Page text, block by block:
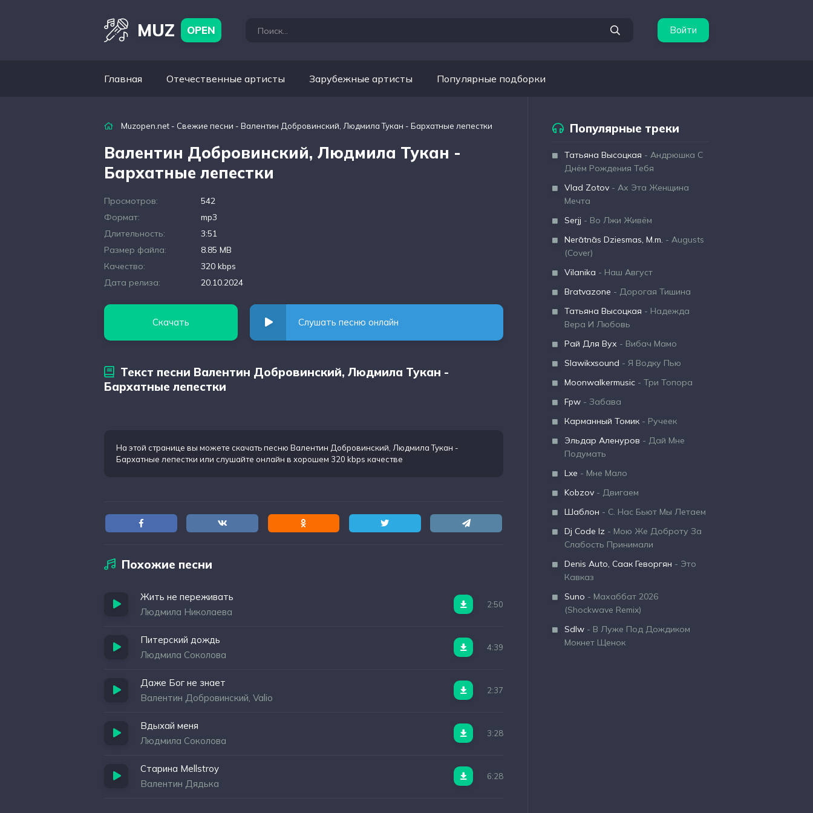
MUZ OPEN Войти
Главная Отечественные артисты Зарубежные артисты Популярные подборки
Muzopen.net - Свежие песни - Валентин Добровинский, Людмила Тукан - Бархатные лепестки
Валентин Добровинский, Людмила Тукан -
Бархатные лепестки
Просмотров:
542
Формат:
mp3
Длительность:
3:51
Размер файла:
8.85 MB
Качество:
320 kbps
Дата релиза:
20.10.2024
Скачать Слушать песню онлайн
Текст песни Валентин Добровинский, Людмила Тукан -
Бархатные лепестки
На этой странице вы можете скачать песню Валентин Добровинский, Людмила Тукан -
Бархатные лепестки или слушайте онлайн в хорошем 320 kbps качестве
Похожие песни
Жить не переживать
Людмила Николаева
2:50
Питерский дождь
Людмила Соколова
4:39
Даже Бог не знает
Валентин Добровинский, Valio
2:37
Вдыхай меня
Людмила Соколова
3:28
Старина Mellstroy
Валентин Дядька
6:28
Популярные треки
Татьяна Высоцкая - Андрюшка С
Днём Рождения Тебя
Vlad Zotov - Ах Эта Женщина
Мечта
Serjj - Во Лжи Живём
Nerātnās Dziesmas, M.m. - Augusts
(Cover)
Vilanika - Наш Август
Bratvazone - Дорогая Тишина
Татьяна Высоцкая - Надежда
Вера И Любовь
Рай Для Вух - Вибач Мамо
Slawikxsound - Я Водку Пью
Moonwalkermusic - Три Топора
Fpw - Забава
Карманный Томик - Ручеек
Эльдар Аленуров - Дай Мне
Подумать
Lxe - Мне Мало
Kobzov - Двигаем
Шаблон - С. Нас Бьют Мы Летаем
Dj Code Iz - Мою Же Доброту За
Слабость Принимали
Denis Auto, Саак Геворгян - Это
Кавказ
Suno - Махаббат 2026
(Shockwave Remix)
Sdlw - В Луже Под Дождиком
Мокнет Щенок